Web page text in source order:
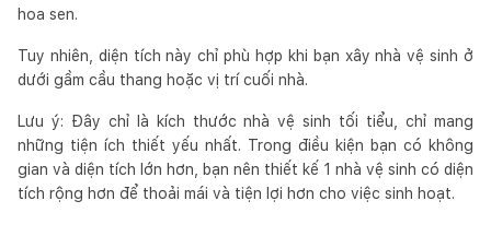
hoa sen.
Tuy nhiên, diện tích này chỉ phù hợp khi bạn xây nhà vệ sinh ở
dưới gầm cầu thang hoặc vị trí cuối nhà.
Lưu ý: Đây chỉ là kích thước nhà vệ sinh tối tiểu, chỉ mang
những tiện ích thiết yếu nhất. Trong điều kiện bạn có không
gian và diện tích lớn hơn, bạn nên thiết kế 1 nhà vệ sinh có diện
tích rộng hơn để thoải mái và tiện lợi hơn cho việc sinh hoạt.